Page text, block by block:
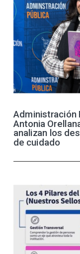
Administración
Antonia
analizan los
de cuidado